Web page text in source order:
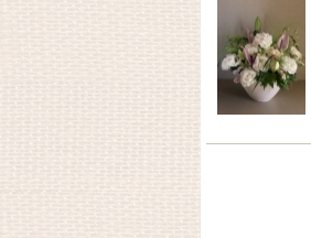
並び順